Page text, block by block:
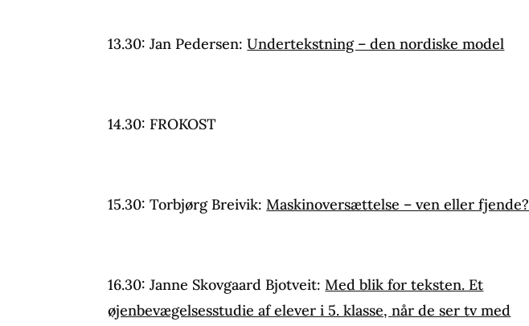
13.30: Jan Pedersen:Undertekstning – den nordiske model
14.30: FROKOST
15.30: Torbjørg Breivik:Maskinoversættelse – ven eller fjende?
16.30: Janne Skovgaard Bjotveit:Med blik for teksten. Et
øjenbevægelsesstudie af elever i 5. klasse, når de ser tv med